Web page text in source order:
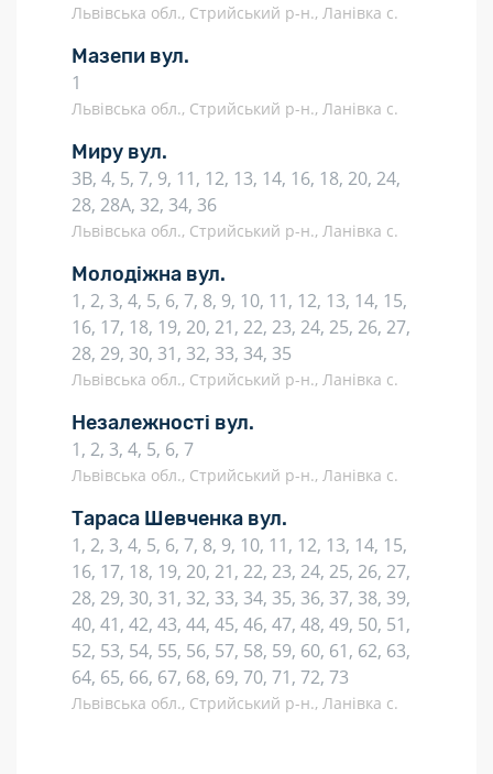
Львівська обл., Стрийський р-н., Ланівка с.
Мазепи вул.
1
Львівська обл., Стрийський р-н., Ланівка с.
Миру вул.
3В, 4, 5, 7, 9, 11, 12, 13, 14, 16, 18, 20, 24,
28, 28А, 32, 34, 36
Львівська обл., Стрийський р-н., Ланівка с.
Молодіжна вул.
1, 2, 3, 4, 5, 6, 7, 8, 9, 10, 11, 12, 13, 14, 15,
16, 17, 18, 19, 20, 21, 22, 23, 24, 25, 26, 27,
28, 29, 30, 31, 32, 33, 34, 35
Львівська обл., Стрийський р-н., Ланівка с.
Незалежності вул.
1, 2, 3, 4, 5, 6, 7
Львівська обл., Стрийський р-н., Ланівка с.
Тараса Шевченка вул.
1, 2, 3, 4, 5, 6, 7, 8, 9, 10, 11, 12, 13, 14, 15,
16, 17, 18, 19, 20, 21, 22, 23, 24, 25, 26, 27,
28, 29, 30, 31, 32, 33, 34, 35, 36, 37, 38, 39,
40, 41, 42, 43, 44, 45, 46, 47, 48, 49, 50, 51,
52, 53, 54, 55, 56, 57, 58, 59, 60, 61, 62, 63,
64, 65, 66, 67, 68, 69, 70, 71, 72, 73
Львівська обл., Стрийський р-н., Ланівка с.